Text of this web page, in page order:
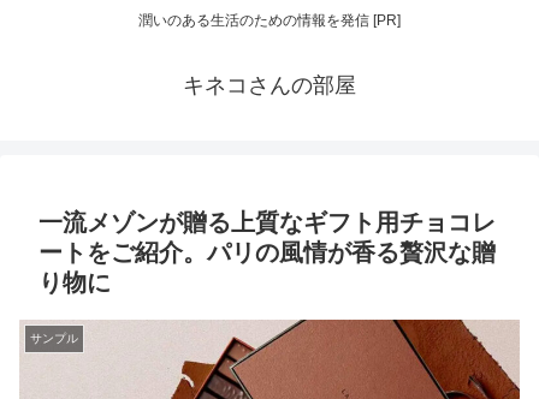
潤いのある生活のための情報を発信 [PR]
キネコさんの部屋
一流メゾンが贈る上質なギフト用チョコレ
ートをご紹介。パリの風情が香る贅沢な贈
り物に
サンプル